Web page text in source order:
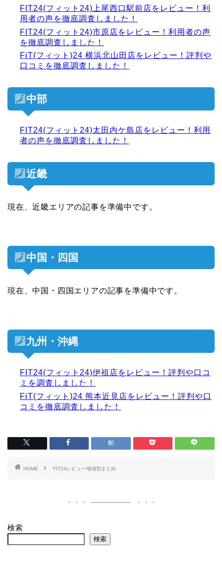
FIT24(フィット24)上尾西口駅前店をレビュー！利
用者の声を徹底調査しました！
FIT24(フィット24)市原店をレビュー！利用者の声
を徹底調査しました！
FiT(フィット)24 横浜北山田店をレビュー！評判や
口コミを徹底調査しました！
中部
FIT24(フィット24)太田内ケ島店をレビュー！利用
者の声を徹底調査しました！
近畿
現在、近畿エリアの記事を準備中です。
中国・四国
現在、中国・四国エリアの記事を準備中です。
九州・沖縄
FIT24(フィット24)伊祖店をレビュー！評判や口コ
ミを調査しました！
FiT(フィット)24 熊本近見店をレビュー！評判や口
コミを徹底調査しました！
HOME FIT24レビュー地域別まとめ
検索
検索